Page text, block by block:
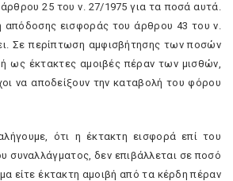
25 του ν. 27/1975 για τα ποσά αυτά.
απόδοσης εισφοράς του άρθρου 43 του ν.
Σε περίπτωση αμφισβήτησης των ποσών
ως έκτακτες αμοιβές πέραν των μισθών,
να αποδείξουν την καταβολή του φόρου
ότι η έκτακτη εισφορά επί του
συναλλάγματος, δεν επιβάλλεται σε ποσό
είτε έκτακτη αμοιβή από τα κέρδη πέραν